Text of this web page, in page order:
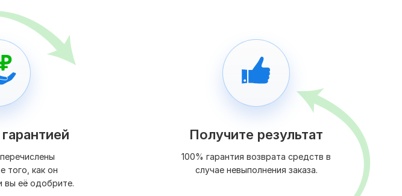
того, как он
вы её одобрите.
Получите результат
100% гарантия возврата средств в
случае невыполнения заказа.